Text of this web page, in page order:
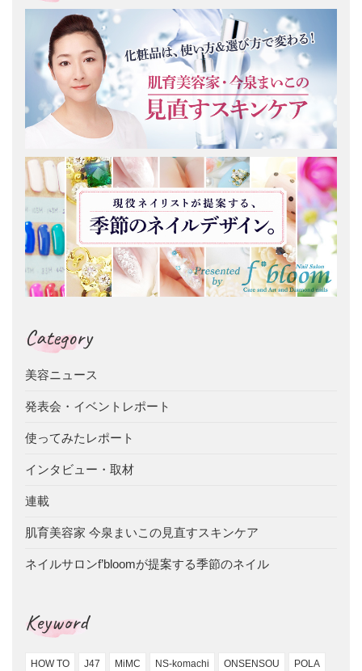
Category
美容ニュース
発表会・イベントレポート
使ってみたレポート
インタビュー・取材
連載
肌育美容家 今泉まいこの見直すスキンケア
ネイルサロンf’bloomが提案する季節のネイル
Keyword
HOW TO J47 MiMC NS-komachi ONSENSOU POLA